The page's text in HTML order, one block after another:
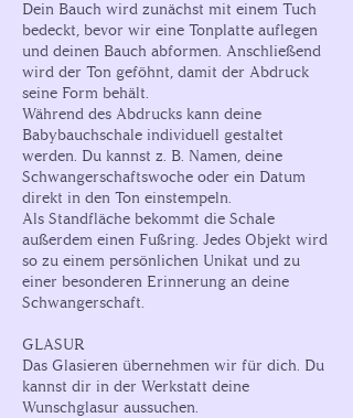
Dein Bauch wird zunächst mit einem Tuch
bedeckt, bevor wir eine Tonplatte auflegen
und deinen Bauch abformen. Anschließend
wird der Ton geföhnt, damit der Abdruck
seine Form behält.
Während des Abdrucks kann deine
Babybauchschale individuell gestaltet
werden. Du kannst z. B. Namen, deine
Schwangerschaftswoche oder ein Datum
direkt in den Ton einstempeln.
Als Standfläche bekommt die Schale
außerdem einen Fußring. Jedes Objekt wird
so zu einem persönlichen Unikat und zu
einer besonderen Erinnerung an deine
Schwangerschaft.
GLASUR
Das Glasieren übernehmen wir für dich. Du
kannst dir in der Werkstatt deine
Wunschglasur aussuchen.